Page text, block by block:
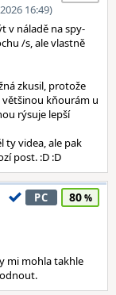
16:49)
v náladě na spy-
/s, ale vlastně
zkusil, protože
většinou kňourám u
rýsuje lepší
ty videa, ale pak
post. :D :D
PC 80
mi mohla takhle